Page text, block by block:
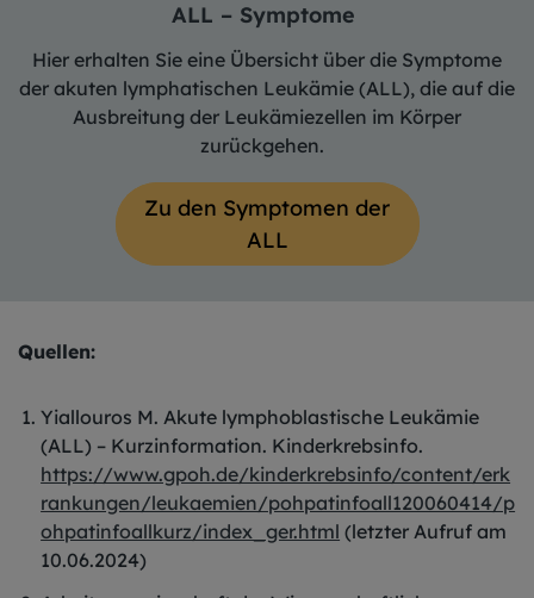
ALL – Symptome
Hier erhalten Sie eine Übersicht über die Symptome
der akuten lymphatischen Leukämie (ALL), die auf die
Ausbreitung der Leukämiezellen im Körper
zurückgehen.
Zu den Symptomen der
ALL
Quellen:
Yiallouros M. Akute lymphoblastische Leukämie
(ALL) – Kurzinformation. Kinderkrebsinfo.
https://www.gpoh.de/kinderkrebsinfo/content/erk
rankungen/leukaemien/pohpatinfoall120060414/p
ohpatinfoallkurz/index_ger.html (letzter Aufruf am
10.06.2024)